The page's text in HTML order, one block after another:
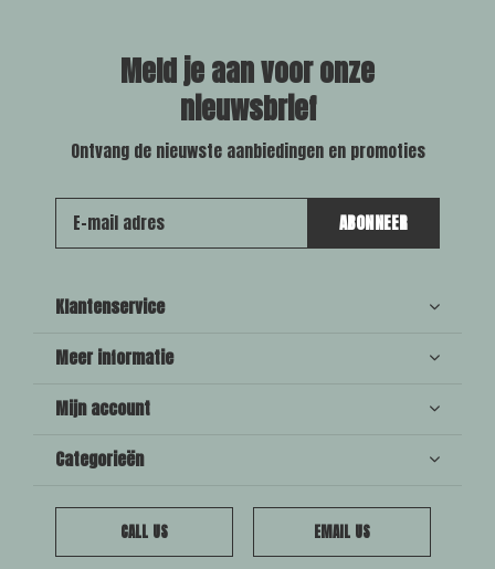
Meld je aan voor onze
nieuwsbrief
Ontvang de nieuwste aanbiedingen en promoties
ABONNEER
Klantenservice
Meer informatie
Mijn account
Categorieën
CALL US EMAIL US